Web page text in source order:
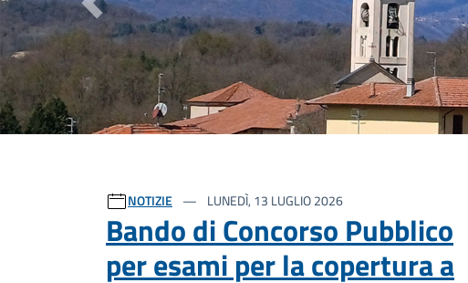
Previous
Ultime notizie
NOTIZIE LUNEDÌ, 13 LUGLIO 2026
Bando di Concorso Pubblico
per esami per la copertura a